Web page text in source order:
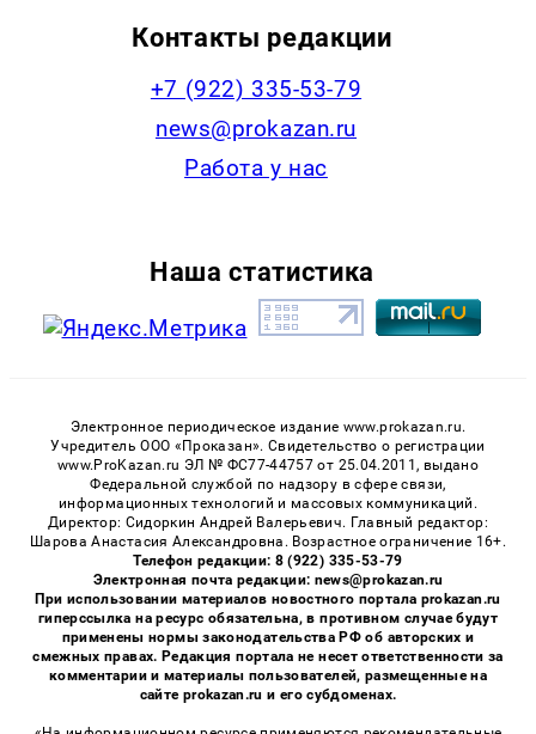
Контакты редакции
+7 (922) 335-53-79
news@prokazan.ru
Работа у нас
Наша статистика
Электронное периодическое издание www.prokazan.ru.
Учредитель ООО «Проказан». Cвидетельство о регистрации
www.ProKazan.ru ЭЛ № ФС77-44757 от 25.04.2011, выдано
Федеральной службой по надзору в сфере связи,
информационных технологий и массовых коммуникаций.
Директор: Сидоркин Андрей Валерьевич. Главный редактор:
Шарова Анастасия Александровна. Возрастное ограничение 16+.
Телефон редакции: 8 (922) 335-53-79
Электронная почта редакции: news@prokazan.ru
При использовании материалов новостного портала prokazan.ru
гиперссылка на ресурс обязательна, в противном случае будут
применены нормы законодательства РФ об авторских и
смежных правах. Редакция портала не несет ответственности за
комментарии и материалы пользователей, размещенные на
сайте prokazan.ru и его субдоменах.